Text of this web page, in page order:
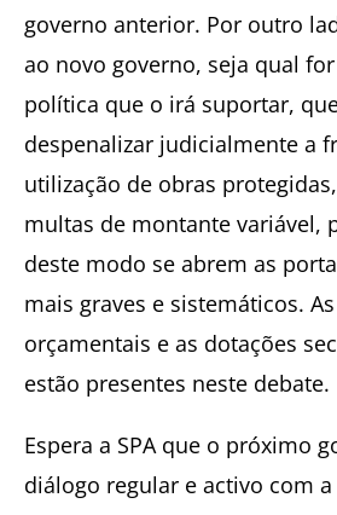
governo anterior. Por outro
ao novo governo, seja qual
política que o irá suportar,
despenalizar judicialmente a
utilização de obras
multas de montante variável,
deste modo se abrem as
mais graves e sistemáticos.
orçamentais e as dotações
estão presentes neste debate.
Espera a SPA que o próximo
diálogo regular e activo com